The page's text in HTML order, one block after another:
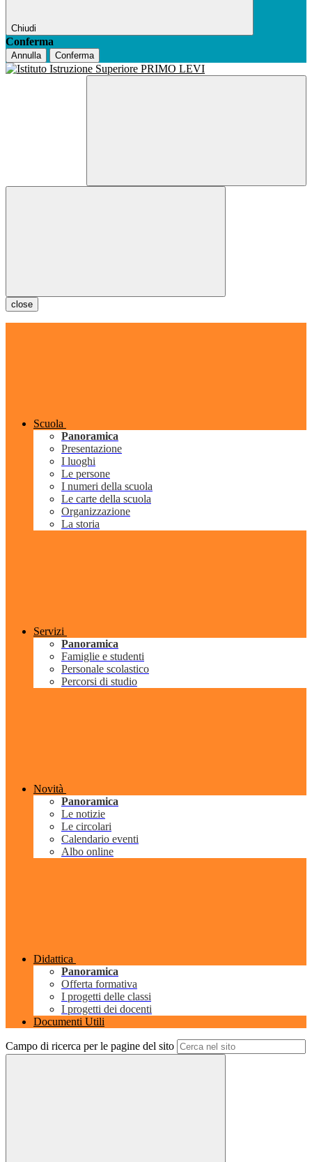
Chiudi
Conferma
Annulla Conferma
close
Scuola
Panoramica
Presentazione
I luoghi
Le persone
I numeri della scuola
Le carte della scuola
Organizzazione
La storia
Servizi
Panoramica
Famiglie e studenti
Personale scolastico
Percorsi di studio
Novità
Panoramica
Le notizie
Le circolari
Calendario eventi
Albo online
Didattica
Panoramica
Offerta formativa
I progetti delle classi
I progetti dei docenti
Documenti Utili
Campo di ricerca per le pagine del sito